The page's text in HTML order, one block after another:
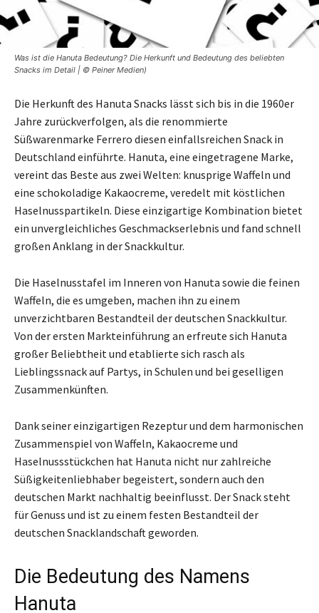
Was ist die Hanuta Bedeutung? Die Herkunft und Bedeutung des beliebten
Snacks im Detail | © Peiner Medien)
Die Herkunft des Hanuta Snacks lässt sich bis in die 1960er
Jahre zurückverfolgen, als die renommierte
Süßwarenmarke Ferrero diesen einfallsreichen Snack in
Deutschland einführte. Hanuta, eine eingetragene Marke,
vereint das Beste aus zwei Welten: knusprige Waffeln und
eine schokoladige Kakaocreme, veredelt mit köstlichen
Haselnusspartikeln. Diese einzigartige Kombination bietet
ein unvergleichliches Geschmackserlebnis und fand schnell
großen Anklang in der Snackkultur.
Die Haselnusstafel im Inneren von Hanuta sowie die feinen
Waffeln, die es umgeben, machen ihn zu einem
unverzichtbaren Bestandteil der deutschen Snackkultur.
Von der ersten Markteinführung an erfreute sich Hanuta
großer Beliebtheit und etablierte sich rasch als
Lieblingssnack auf Partys, in Schulen und bei geselligen
Zusammenkünften.
Dank seiner einzigartigen Rezeptur und dem harmonischen
Zusammenspiel von Waffeln, Kakaocreme und
Haselnussstückchen hat Hanuta nicht nur zahlreiche
Süßigkeitenliebhaber begeistert, sondern auch den
deutschen Markt nachhaltig beeinflusst. Der Snack steht
für Genuss und ist zu einem festen Bestandteil der
deutschen Snacklandschaft geworden.
Die Bedeutung des Namens
Hanuta